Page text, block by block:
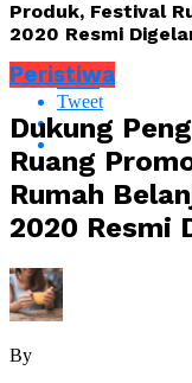
Produk, Festival
2020 Resmi
Share
Tweet
Peristiwa
Dukung
Ruang
Rumah
2020 Resmi
By